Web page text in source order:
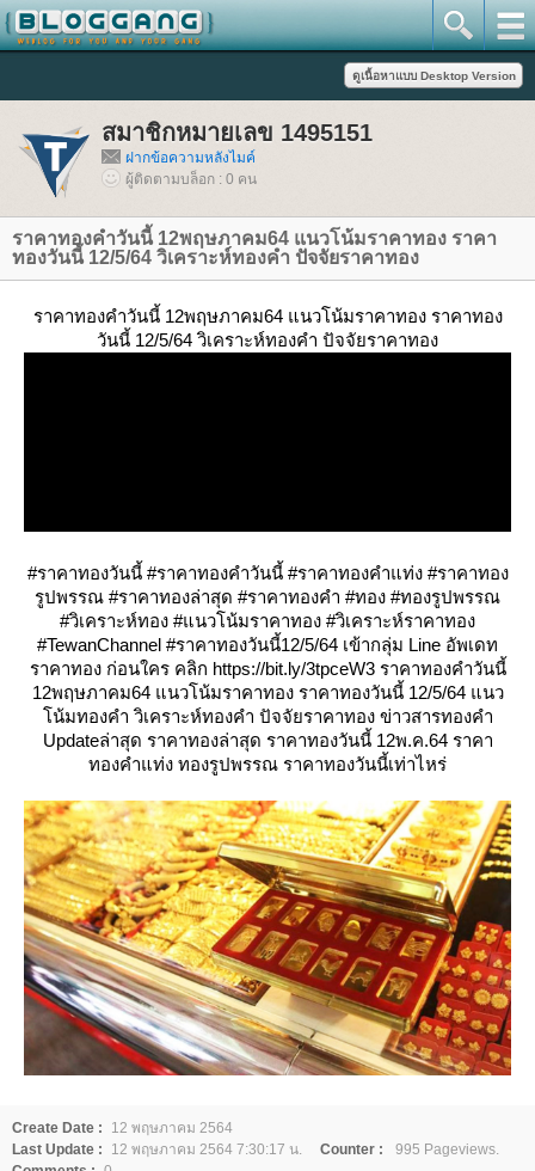
สมาชิกหมายเลข 1495151
ฝากข้อความหลังไมค์
ผู้ติดตามบล็อก : 0 คน
ราคาทองคำวันนี้ 12พฤษภาคม64 แนวโน้มราคาทอง ราคา
ทองวันนี้ 12/5/64 วิเคราะห์ทองคำ ปัจจัยราคาทอง
ราคาทองคำวันนี้ 12พฤษภาคม64 แนวโน้มราคาทอง ราคาทอง
วันนี้ 12/5/64 วิเคราะห์ทองคำ ปัจจัยราคาทอง
#ราคาทองวันนี้ #ราคาทองคำวันนี้ #ราคาทองคำแท่ง #ราคาทอง
รูปพรรณ #ราคาทองล่าสุด #ราคาทองคำ #ทอง #ทองรูปพรรณ
#วิเคราะห์ทอง #แนวโน้มราคาทอง #วิเคราะห์ราคาทอง
#TewanChannel #ราคาทองวันนี้12/5/64 เข้ากลุ่ม Line อัพเดท
ราคาทอง ก่อนใคร คลิก https://bit.ly/3tpceW3 ราคาทองคำวันนี้
12พฤษภาคม64 แนวโน้มราคาทอง ราคาทองวันนี้ 12/5/64 แนว
น้มทองคำ วิเคราะห์ทองคำ ปัจจัยราคาทอง ข่าวสารทองคำ
Updateล่าสุด ราคาทองล่าสุด ราคาทองวันนี้ 12พ.ค.64 ราคา
ทองคำแท่ง ทองรูปพรรณ ราคาทองวันนี้เท่าไหร่
Create Date :
12 พฤษภาคม 2564
Last Update :
12 พฤษภาคม 2564 7:30:17 น. Counter :
995 Pageviews.